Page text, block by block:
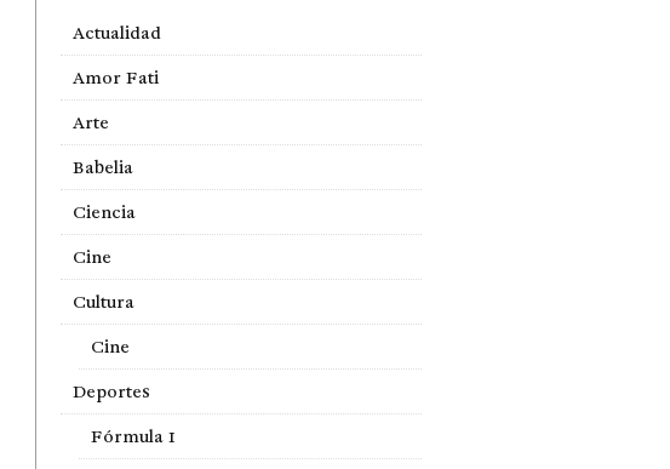
Actualidad
Amor Fati
Arte
Babelia
Ciencia
Cine
Cultura
Cine
Deportes
Fórmula 1